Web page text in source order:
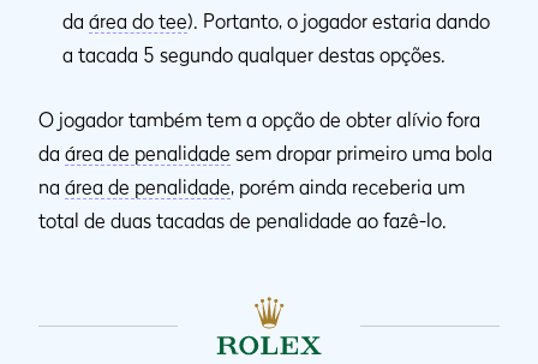
da área do tee). Portanto, o jogador estaria dando
a tacada 5 segundo qualquer destas opções.
O jogador também tem a opção de obter alívio fora
da área de penalidade sem dropar primeiro uma bola
na área de penalidade, porém ainda receberia um
total de duas tacadas de penalidade ao fazê-lo.